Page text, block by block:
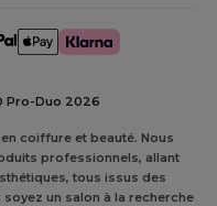
Pro-Duo 2026
coiffure et beauté. Nous
professionnels, allant
tous issus des
un salon à la recherche